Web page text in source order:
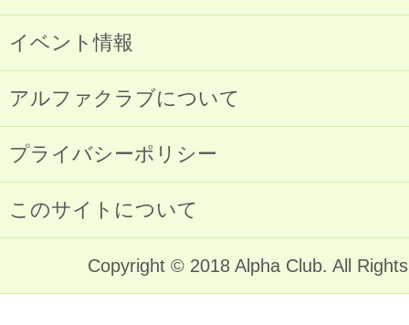
イベント情報
アルファクラブについて
プライバシーポリシー
このサイトについて
Copyright © 2018 Alpha Club. All